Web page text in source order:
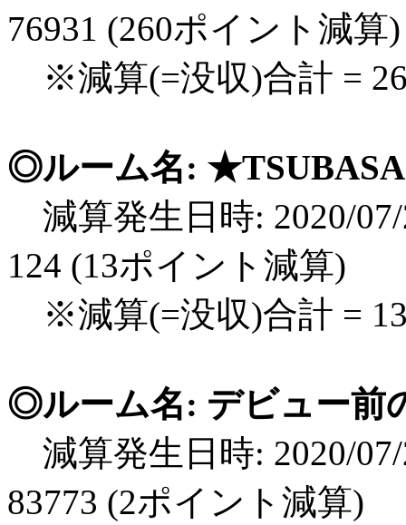
76931 (260ポイント減算)
※減算(=没収)合計 =
◎ルーム名:
減算発生日時: 2020/
124 (13ポイント減算)
※減算(=没収)合計 =
◎ルーム名: デビュー前
減算発生日時: 2020/
83773 (2ポイント減算)